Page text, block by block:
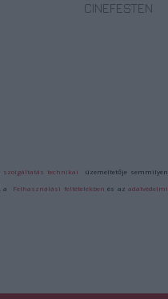
CINEFESTEN
szolgáltatás technikai üzemeltetője semmilyen
a Felhasználási feltételekben és azadatvédelmi